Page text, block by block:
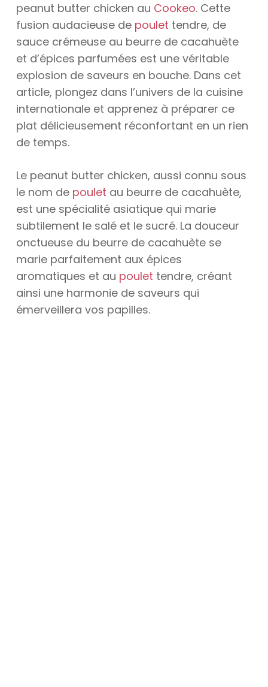
peanut butter chicken au Cookeo. Cette
fusion audacieuse de poulet tendre, de
sauce crémeuse au beurre de cacahuète
et d’épices parfumées est une véritable
explosion de saveurs en bouche. Dans cet
article, plongez dans l’univers de la cuisine
internationale et apprenez à préparer ce
plat délicieusement réconfortant en un rien
de temps.
Le peanut butter chicken, aussi connu sous
le nom de poulet au beurre de cacahuète,
est une spécialité asiatique qui marie
subtilement le salé et le sucré. La douceur
onctueuse du beurre de cacahuète se
marie parfaitement aux épices
aromatiques et au poulet tendre, créant
ainsi une harmonie de saveurs qui
émerveillera vos papilles.